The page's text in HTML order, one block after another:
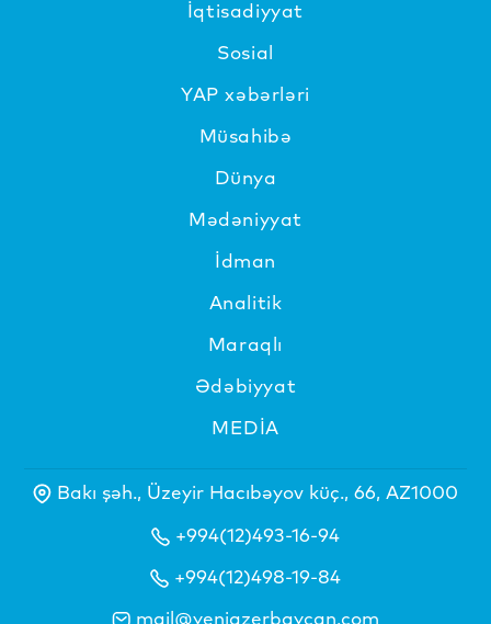
İqtisadiyyat
Sosial
YAP xəbərləri
Müsahibə
Dünya
Mədəniyyat
İdman
Analitik
Maraqlı
Ədəbiyyat
MEDİA
Bakı şəh., Üzeyir Hacıbəyov küç., 66, AZ1000
+994(12)493-16-94
+994(12)498-19-84
mail@yeniazerbaycan.com